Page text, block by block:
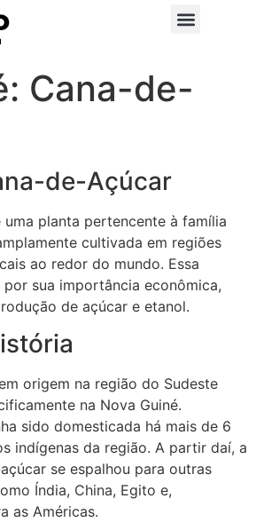
Cana-de-
de-Açúcar
planta pertencente à família
cultivada em regiões
ao redor do mundo. Essa
sua importância econômica,
de açúcar e etanol.
origem na região do Sudeste
na Nova Guiné.
sido domesticada há mais de 6
indígenas da região. A partir daí, a
se espalhou para outras
Índia, China, Egito e,
as Américas.